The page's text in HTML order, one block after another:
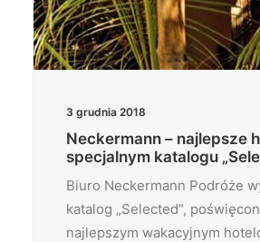
3 grudnia 2018
Neckermann – najlepsze
specjalnym katalogu
Biuro Neckermann Podróże
katalog „Selected”,
najlepszym wakacyjnym